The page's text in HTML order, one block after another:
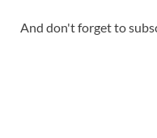
And don't forget to